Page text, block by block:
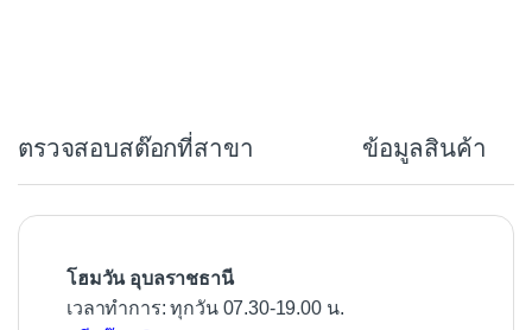
o
o
ตรวจสอบสต๊อกที่สาขา ข้อมูลสินค้า
โฮมวัน อุบลราชธานี
เวลาทำการ: ทุกวัน 07.30-19.00 น.